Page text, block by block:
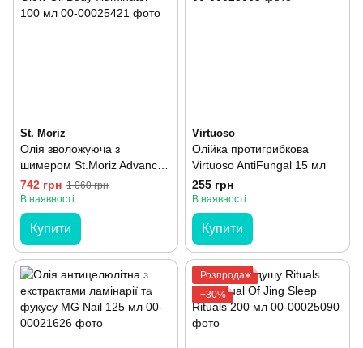
St. Moriz
Олія зволожуюча з
шимером St.Moriz Advanced
Glow Oil Body Illuminator
100 мл
742 грн 1 060 грн
В наявності
Купити
Virtuoso
Олійка протигрибкова
Virtuoso AntiFungal 15 мл
255 грн
В наявності
Купити
Розпродаж
−30%